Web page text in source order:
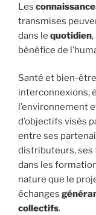
Les
transmises
dans le quotidien,
bénéfice de
Santé et bien-
interconnexions,
l’environnement
d’objectifs visés
entre ses
distributeurs,
dans les
nature que le
échanges
collectifs.